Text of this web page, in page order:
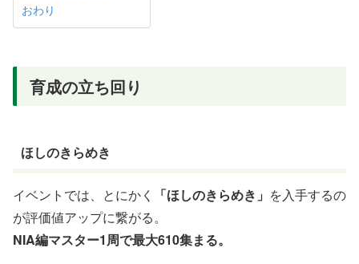
おわり
育成の立ち回り
ほしのきらめき
イベントでは、とにかく 「ほしのきらめき」 を入手するの
が評価値アップに繋がる。
NIA編マスター1周で最大610集まる。